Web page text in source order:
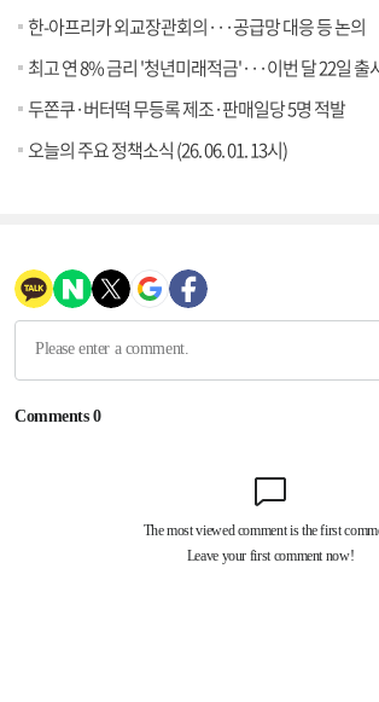
한-아프리카 외교장관회의···공급망 대응 등 논의
최고 연 8% 금리 '청년미래적금'···이번 달 22일 출
두쫀쿠·버터떡 무등록 제조·판매일당 5명 적발
오늘의 주요 정책소식 (26. 06. 01. 13시)